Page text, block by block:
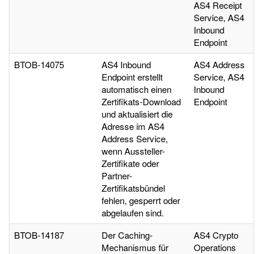
AS4 Receipt
Service, AS4
Inbound
Endpoint
BTOB-14075
AS4 Inbound
Endpoint erstellt
automatisch einen
Zertifikats-Download
und aktualisiert die
Adresse im AS4
Address Service,
wenn Aussteller-
Zertifikate oder
Partner-
Zertifikatsbündel
fehlen, gesperrt oder
abgelaufen sind.
AS4 Address
Service, AS4
Inbound
Endpoint
BTOB-14187
Der Caching-
Mechanismus für
AS4 Crypto
Operations